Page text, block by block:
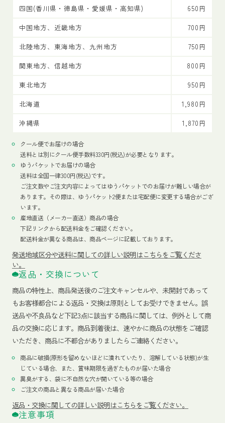
四国(香川県・徳島県・愛媛県・高知県)
650円
中国地方、近畿地方
700円
北陸地方、東海地方、九州地方
750円
関東地方、信越地方
800円
東北地方
950円
北海道
1,980円
沖縄県
1,870円
クール便でお届けの場合
送料とは別にクール便手数料330円(税込)が必要となります。
ゆうパケットでお届けの場合
送料は全国一律300円(税込)です。
ご注文数やご注文内容によってはゆうパケットでのお届けが難しい場合が
あります。その際は、ゆうパケット2便または宅配便に変更する場合がござ
います。
産地直送（メーカー直送）商品の場合
下記リンクから配送料金をご確認ください。
配送料金が異なる商品は、商品ページに記載しております。
発送地域区分や送料に関しての詳しい説明はこちらをご覧くださ
い。
返品・交換について
商品の特性上、商品発送後のご注文キャンセルや、未開封であって
もお客様都合による返品・交換は原則としてお受けできません。誤
送品や不良品など下記3点に該当する商品に関しては、例外として商
品の交換に応じます。商品到着後は、速やかに商品の状態をご確認
いただき、商品に不都合がありましたらご連絡ください。
商品に破損(原形を留めないほどに潰れていたり、溶解している状態)が生
じている場合、また、賞味期限を過ぎたものが届いた場合
異臭がする、袋に不自然な穴が開いている等の場合
ご注文の商品と異なる商品が届いた場合
返品・交換に関しての詳しい説明はこちらをご覧ください。
注意事項